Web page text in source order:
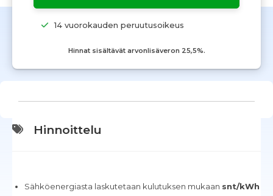
14 vuorokauden peruutusoikeus
Hinnat sisältävät arvonlisäveron 25,5%.
Hinnoittelu
Sähköenergiasta laskutetaan kulutuksen mukaan snt/kWh